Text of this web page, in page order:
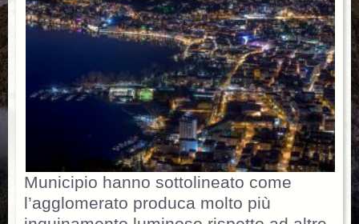
Municipio hanno sottolineato come
l’agglomerato produca molto più